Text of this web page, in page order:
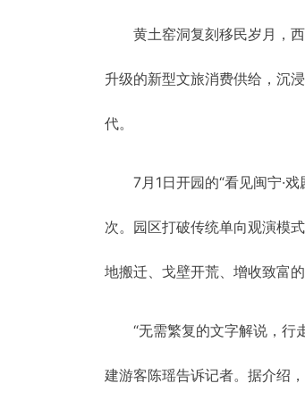
黄土窑洞复刻移民岁月，
升级的新型文旅消费供给，沉
代。
7月1日开园的“看见闽宁·
次。园区打破传统单向观演模
地搬迁、戈壁开荒、增收致富的
“无需繁复的文字解说，行
建游客陈瑶告诉记者。据介绍